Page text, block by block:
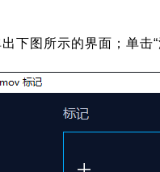
下图所示的界面；单击